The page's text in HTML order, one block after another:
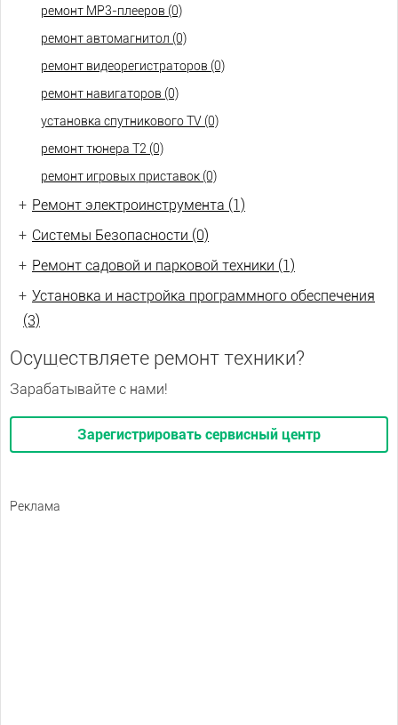
ремонт МР3-плееров (0)
ремонт автомагнитол (0)
ремонт видеорегистраторов (0)
ремонт навигаторов (0)
установка спутникового TV (0)
ремонт тюнера Т2 (0)
ремонт игровых приставок (0)
+ Ремонт электроинструмента (1)
+ Системы Безопасности (0)
+ Ремонт садовой и парковой техники (1)
+ Установка и настройка программного обеспечения
(3)
Осуществляете ремонт техники?
Зарабатывайте с нами!
Зарегистрировать сервисный центр
Реклама